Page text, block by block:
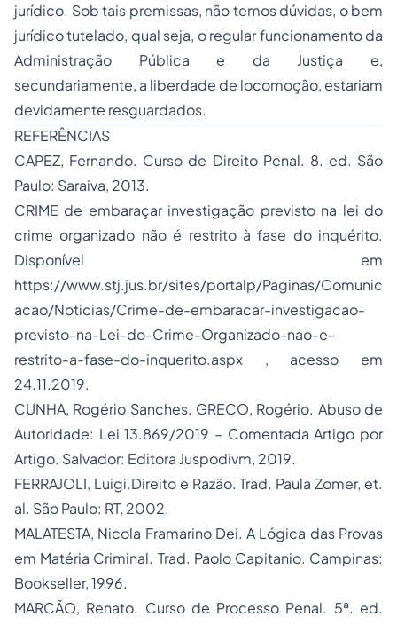
jurídico. Sob tais premissas, não temos dúvidas, o bem
jurídico tutelado, qual seja, o regular funcionamento da
Administração Pública e da Justiça e,
secundariamente, a liberdade de locomoção, estariam
devidamente resguardados.
REFERÊNCIAS
CAPEZ, Fernando. Curso de Direito Penal. 8. ed. São
Paulo: Saraiva, 2013.
CRIME de embaraçar investigação previsto na lei do
crime organizado não é restrito à fase do inquérito.
Disponível em
https://www.stj.jus.br/sites/portalp/Paginas/Comunic
acao/Noticias/Crime-de-embaracar-investigacao-
previsto-na-Lei-do-Crime-Organizado-nao-e-
restrito-a-fase-do-inquerito.aspx , acesso em
24.11.2019.
CUNHA, Rogério Sanches. GRECO, Rogério. Abuso de
Autoridade: Lei 13.869/2019 – Comentada Artigo por
Artigo. Salvador: Editora Juspodivm, 2019.
FERRAJOLI, Luigi.Direito e Razão. Trad. Paula Zomer, et.
al. São Paulo: RT, 2002.
MALATESTA, Nicola Framarino Dei. A Lógica das Provas
em Matéria Criminal. Trad. Paolo Capitanio. Campinas:
Bookseller, 1996.
MARCÃO, Renato. Curso de Processo Penal. 5ª. ed.